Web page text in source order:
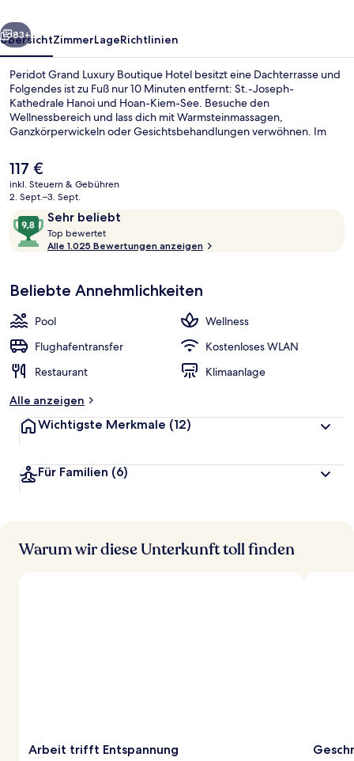
Weiter
83+
ÜbersichtZimmerLageRichtlinien
Peridot Grand Luxury Boutique Hotel besitzt eine Dachterrasse und
Folgendes ist zu Fuß nur 10 Minuten entfernt: St.-Joseph-
Kathedrale Hanoi und Hoan-Kiem-See. Besuche den
Wellnessbereich und lass dich mit Warmsteinmassagen,
Ganzkörperwickeln oder Gesichtsbehandlungen verwöhnen. Im
Abendessen asiatische Küche serviert. Als weitere Highlights bietet
dieses Hotel im luxuriösen Stil einen Außenpool, eine Loungebar
und einen Fitnessbereich. Der Pool und das hilfsbereite Personal
erhalten tolle Bewertungen von anderen Reisenden.
Der
aktuelle
Preis
117 €.
117 €
inkl. Steuern & Gebühren
2. Sept.–3. Sept.
Bewertungen
Sehr beliebt
9,8
von
10,
beliebt
Top bewertet
o
b
r
Alle 1.025 Bewertungen anzeigen
Beliebte Annehmlichkeiten
Pool
Wellness
Flughafentransfer
Kostenloses WLAN
Restaurant
Klimaanlage
Alle anzeigen
Wichtigste Merkmale (12)
Für Familien (6)
Warum wir diese Unterkunft toll finden
Arbeit trifft Entspannung